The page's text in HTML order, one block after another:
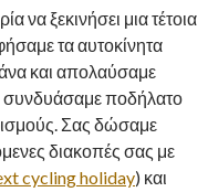
να ξεκινήσει μια τέτοια
τα αυτοκίνητα
και απολαύσαμε
συνδυάσαμε ποδήλατο
Σας δώσαμε
διακοπές σας με
cycling holiday) και